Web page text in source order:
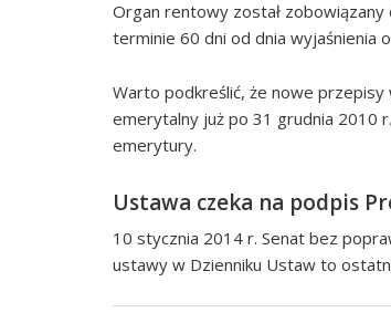
Organ rentowy został
terminie 60 dni od dnia wyjaśnienia
Warto podkreślić, że nowe
emerytalny już po 31 grudnia 2010
emerytury.
Ustawa czeka na podpis
10 stycznia 2014 r. Senat bez
ustawy w Dzienniku Ustaw to